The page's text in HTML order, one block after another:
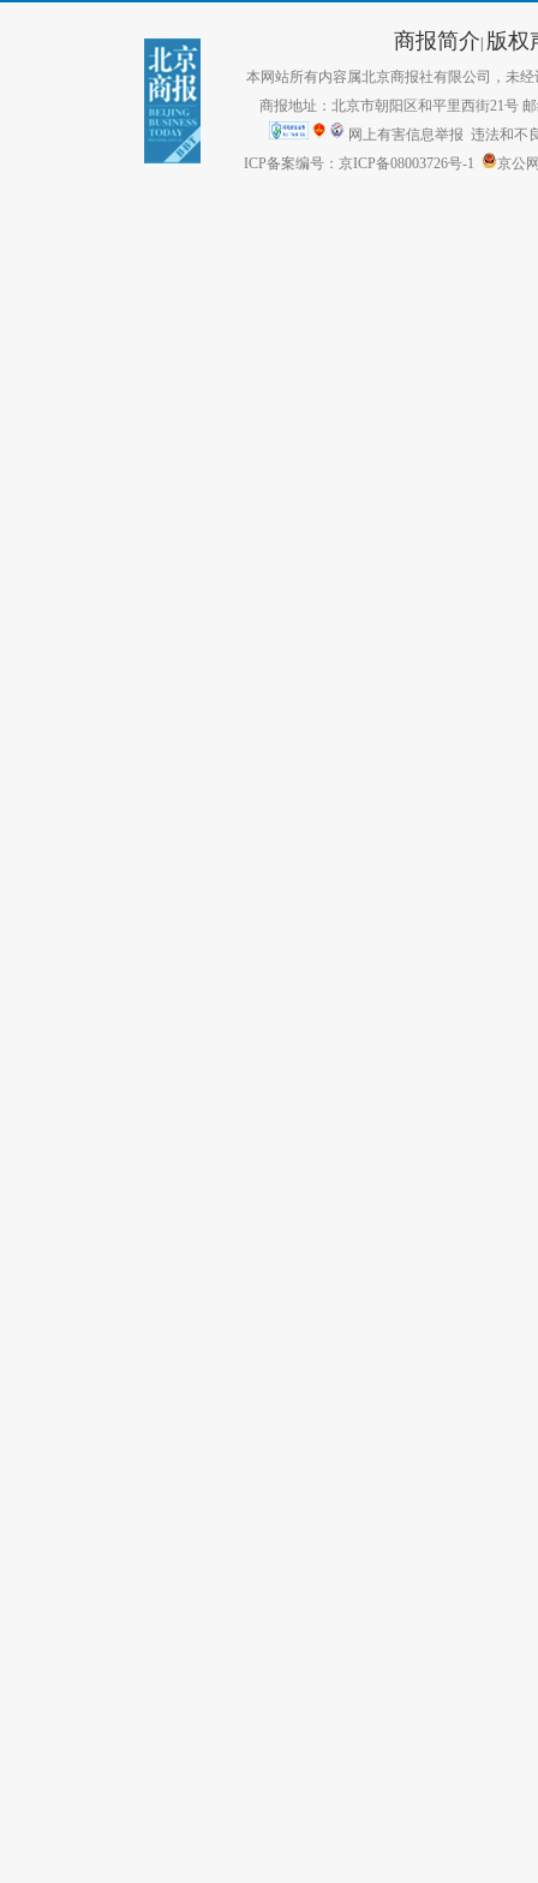
商报简介| 版权
本网站所有内容属北京商报社有限公司，未经
商报地址：北京市朝阳区和平里西街21号
网上有害信息举报 违法和不
ICP备案编号：京ICP备08003726号-1
京公